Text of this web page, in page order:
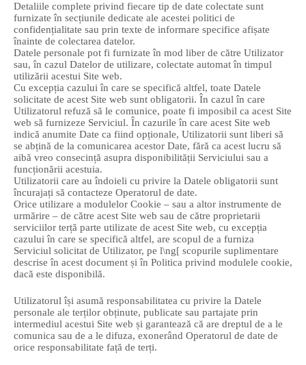
Detaliile complete privind fiecare tip de date colectate sunt
furnizate în secțiunile dedicate ale acestei politici de
confidențialitate sau prin texte de informare specifice afișate
înainte de colectarea datelor.
Datele personale pot fi furnizate în mod liber de către Utilizator
sau, în cazul Datelor de utilizare, colectate automat în timpul
utilizării acestui Site web.
Cu excepția cazului în care se specifică altfel, toate Datele
solicitate de acest Site web sunt obligatorii. În cazul în care
Utilizatorul refuză să le comunice, poate fi imposibil ca acest Site
web să furnizeze Serviciul. În cazurile în care acest Site web
indică anumite Date ca fiind opționale, Utilizatorii sunt liberi să
se abțină de la comunicarea acestor Date, fără ca acest lucru să
aibă vreo consecință asupra disponibilității Serviciului sau a
funcționării acestuia.
Utilizatorii care au îndoieli cu privire la Datele obligatorii sunt
încurajați să contacteze Operatorul de date.
Orice utilizare a modulelor Cookie – sau a altor instrumente de
urmărire – de către acest Site web sau de către proprietarii
serviciilor terță parte utilizate de acest Site web, cu excepția
cazului în care se specifică altfel, are scopul de a furniza
Serviciul solicitat de Utilizator, pe l\ng[ scopurile suplimentare
descrise în acest document și în Politica privind modulele cookie,
dacă este disponibilă.
Utilizatorul își asumă responsabilitatea cu privire la Datele
personale ale terților obținute, publicate sau partajate prin
intermediul acestui Site web și garantează că are dreptul de a le
comunica sau de a le difuza, exonerând Operatorul de date de
orice responsabilitate față de terți.